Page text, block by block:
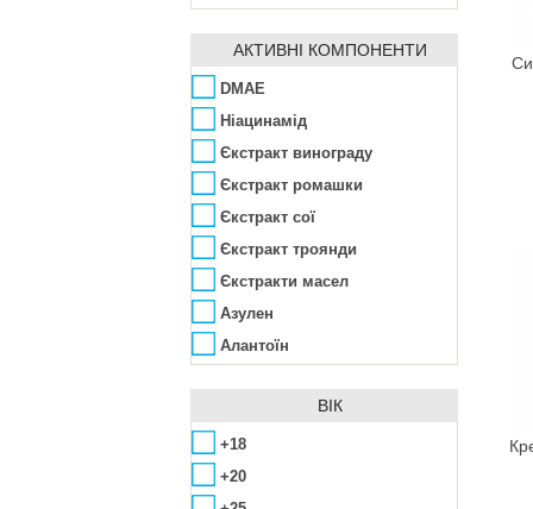
Aubrey
Avalon Organics
Babe Laboratorios
Bandi Cosmetics
Bellefontaine
Bellitas
Benton
Bio-Logical
Bioearth
BioLab Estetic
Canaan Dead Sea
Care & Beauty Line
Chantarelle
АКТИВНІ КОМПОНЕНТИ
DMAE
Hіацинамід
Єкстракт винограду
Єкстракт ромашки
Єкстракт сої
Єкстракт троянди
Єкстракти масел
Азулен
Алантоїн
Аргінін
Аскорбінова кислота
ВІК
+18
+20